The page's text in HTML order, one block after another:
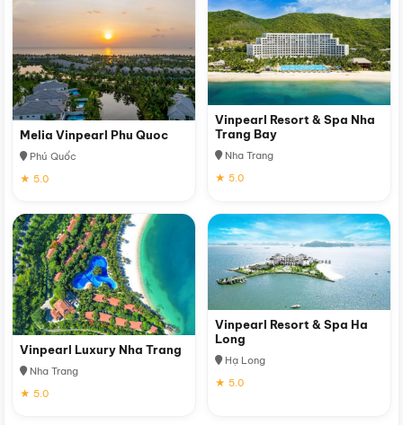
Melia Vinpearl Phu Quoc
Phú Quốc
★ 5.0
Vinpearl Resort & Spa Nha
Trang Bay
Nha Trang
★ 5.0
Vinpearl Luxury Nha Trang
Nha Trang
★ 5.0
Vinpearl Resort & Spa Ha
Long
Hạ Long
★ 5.0